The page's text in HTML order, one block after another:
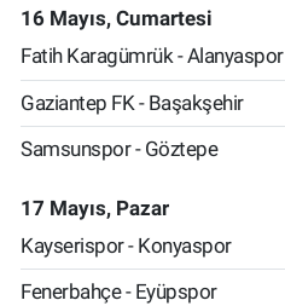
16 Mayıs, Cumartesi
Fatih Karagümrük - Alanyaspor
Gaziantep FK - Başakşehir
Samsunspor - Göztepe
17 Mayıs, Pazar
Kayserispor - Konyaspor
Fenerbahçe - Eyüpspor